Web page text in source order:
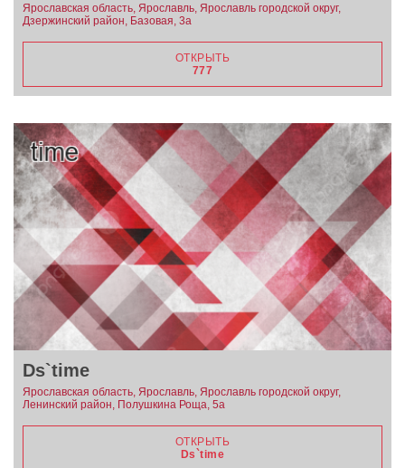
Ярославская область, Ярославль, Ярославль городской округ,
Дзержинский район, Базовая, 3а
ОТКРЫТЬ
777
Ds`time
Ярославская область, Ярославль, Ярославль городской округ,
Ленинский район, Полушкина Роща, 5а
ОТКРЫТЬ
Ds`time